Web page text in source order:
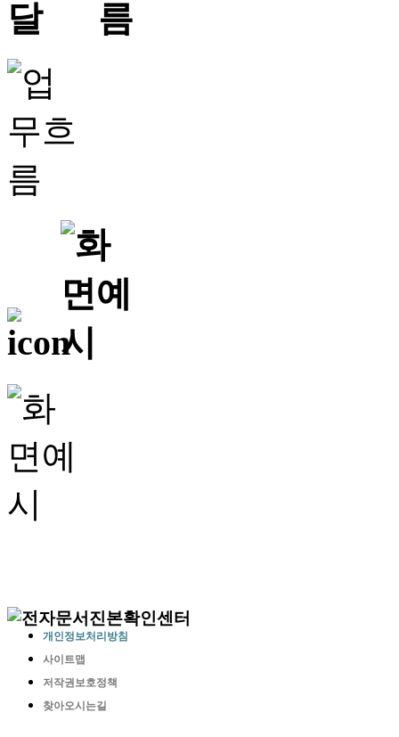
개인정보처리방침
사이트맵
저작권보호정책
찾아오시는길